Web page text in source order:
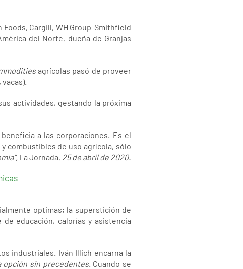
Cargill, WH Group-Smithfield
del Norte, dueña de Granjas
agrícolas pasó de proveer
actividades, gestando la próxima
a las corporaciones. Es el
combustibles de uso agrícola, sólo
La Jornada, 25 de abril de 2020.
optimas; la superstición de
educación, calorías y asistencia
industriales. Iván Illich encarna la
opción sin precedentes. Cuando se